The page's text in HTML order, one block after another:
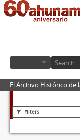
El Archivo Histórico de
Filters